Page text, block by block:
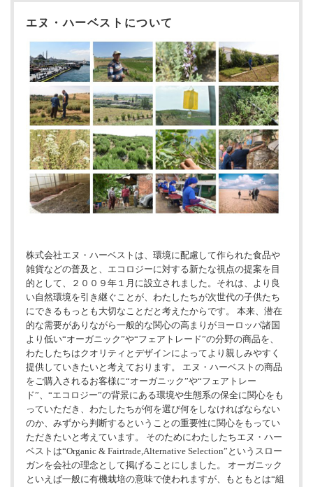
エヌ・ハーベストについて
株式会社エヌ・ハーベストは、環境に配慮して作られた食品や
雑貨などの普及と、エコロジーに対する新たな視点の提案を目
的として、２００９年１月に設立されました。それは、より良
い自然環境を引き継ぐことが、わたしたちが次世代の子供たち
にできるもっとも大切なことだと考えたからです。 本来、潜在
的な需要がありながら一般的な関心の高まりがヨーロッパ諸国
より低い“オーガニック”や“フェアトレード”の分野の商品を、
わたしたちはクオリティとデザインによってより親しみやすく
提供していきたいと考えております。 エヌ・ハーベストの商品
をご購入されるお客様に“オーガニック”や“フェアトレー
ド”、“エコロジー”の背景にある環境や生態系の保全に関心をも
っていただき、わたしたちが何を選び何をしなければならない
のか、みずから判断するということの重要性に関心をもってい
ただきたいと考えています。 そのためにわたしたちエヌ・ハー
ベストは“Organic & Fairtrade,Alternative Selection”というスロー
ガンを会社の理念として掲げることにしました。 オーガニック
といえば一般に有機栽培の意味で使われますが、もともとは“組